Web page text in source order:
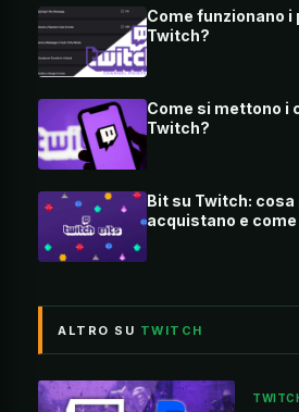
Come funzionano i
Twitch?
Come si mettono i
Twitch?
Bit su Twitch:
acquistano e
ALTRO SU TWITCH